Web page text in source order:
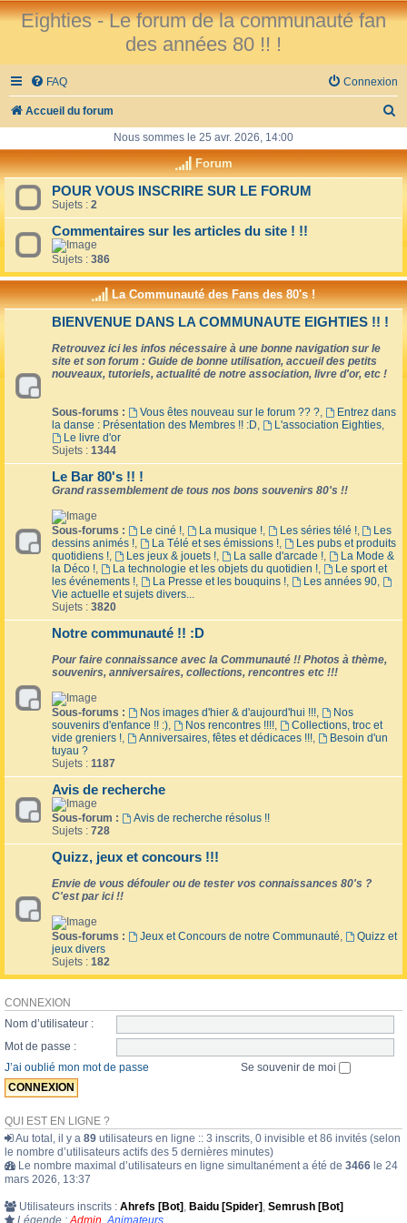
Eighties - Le forum de la communauté fan
des années 80 !! !
FAQ Connexion
Accueil du forum
h
h
e
Nous sommes le 25 avr. 2026, 14:00
Forum
POUR VOUS INSCRIRE SUR LE FORUM
Sujets : 2
Commentaires sur les articles du site ! !!
Sujets : 386
La Communauté des Fans des 80's !
BIENVENUE DANS LA COMMUNAUTE EIGHTIES !! !
Retrouvez ici les infos nécessaire à une bonne navigation sur le
site et son forum : Guide de bonne utilisation, accueil des petits
nouveaux, tutoriels, actualité de notre association, livre d'or, etc !
Sous-forums : Vous êtes nouveau sur le forum ?? ?,
Entrez dans
la danse : Présentation des Membres !! :D, L'association Eighties,
Le livre d'or
Sujets : 1344
Le Bar 80's !! !
Grand rassemblement de tous nos bons souvenirs 80's !!
Sous-forums : Le ciné !, La musique !, Les séries télé !,
Les
dessins animés !, La Télé et ses émissions !,
Les pubs et produits
quotidiens !, Les jeux & jouets !, La salle d'arcade !,
La Mode &
la Déco !, La technologie et les objets du quotidien !,
Le sport et
les événements !, La Presse et les bouquins !, Les années 90,
Vie actuelle et sujets divers...
Sujets : 3820
Notre communauté !! :D
Pour faire connaissance avec la Communauté !! Photos à thème,
souvenirs, anniversaires, collections, rencontres etc !!!
Sous-forums : Nos images d'hier & d'aujourd'hui !!!,
Nos
souvenirs d'enfance !! :), Nos rencontres !!!!,
Collections, troc et
vide greniers !, Anniversaires, fêtes et dédicaces !!!,
Besoin d'un
tuyau ?
Sujets : 1187
Avis de recherche
Sous-forum :
Avis de recherche résolus !!
Sujets : 728
Quizz, jeux et concours !!!
Envie de vous défouler ou de tester vos connaissances 80's ?
C'est par ici !!
Sous-forums : Jeux et Concours de notre Communauté,
Quizz et
jeux divers
Sujets : 182
CONNEXION
Nom d’utilisateur :
Mot de passe :
J’ai oublié mon mot de passe
Se souvenir de moi
QUI EST EN LIGNE ?
Au total, il y a 89 utilisateurs en ligne :: 3 inscrits, 0 invisible et 86 invités (selon
le nombre d’utilisateurs actifs des 5 dernières minutes)
Le nombre maximal d’utilisateurs en ligne simultanément a été de 3466 le 24
mars 2026, 13:37
Utilisateurs inscrits : Ahrefs [Bot] , Baidu [Spider] , Semrush [Bot]
Légende : Admin Animateurs